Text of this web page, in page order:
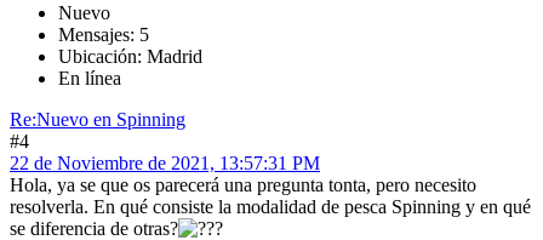
Nuevo
Mensajes: 5
Ubicación: Madrid
En línea
Re:Nuevo en Spinning
#4
22 de Noviembre de 2021, 13:57:31 PM
Hola, ya se que os parecerá una pregunta tonta, pero necesito
resolverla. En qué consiste la modalidad de pesca Spinning y en qué
se diferencia de otras?